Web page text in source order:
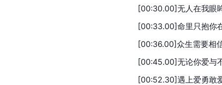
[00:30.00]无人在我眼
[00:33.00]命里只抱你
[00:36.00]众生需要相
[00:45.00]无论你爱与
[00:52.30]遇上爱勇敢